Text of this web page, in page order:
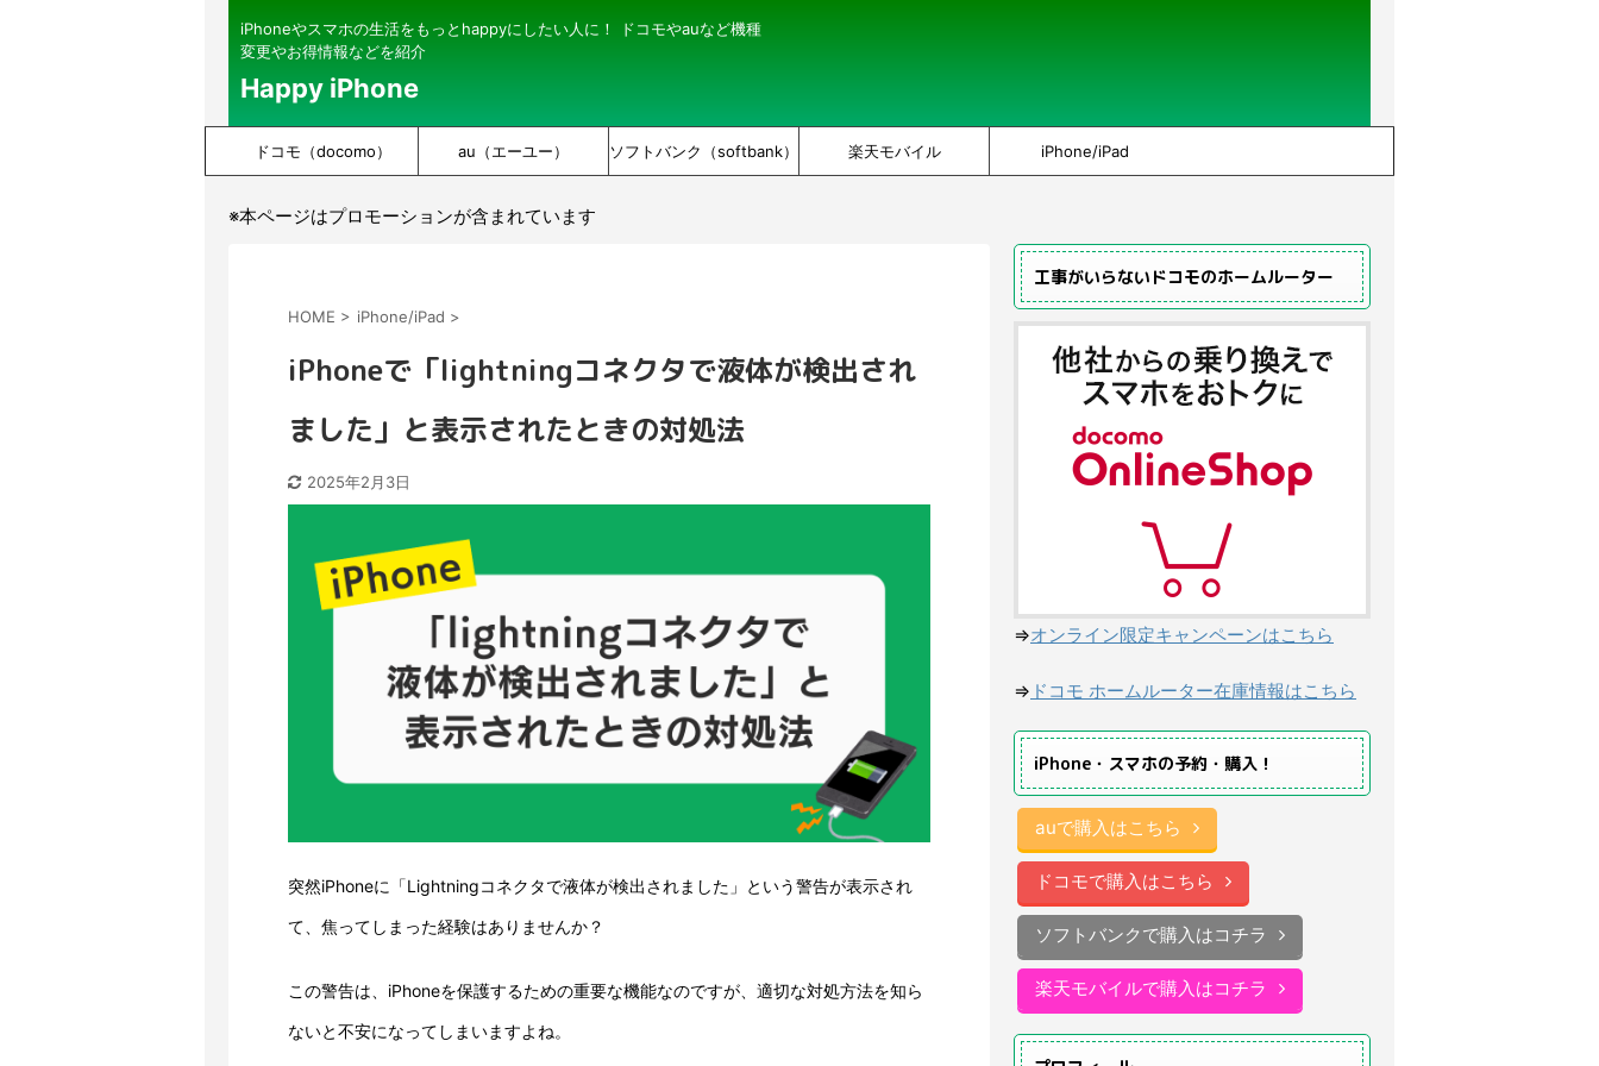
iPhoneやスマホの生活をもっとhappyにしたい人に！ ドコモやauなど機種
変更やお得情報などを紹介
Happy iPhone
ドコモ（docomo） au（エーユー） ソフトバンク（softbank） 楽天モバイル iPhone/iPad
※本ページはプロモーションが含まれています
HOME > iPhone/iPad >
iPhoneで「lightningコネクタで液体が検出され
ました」と表示されたときの対処法
2025年2月3日
突然iPhoneに「Lightningコネクタで液体が検出されました」という警告が表示され
て、焦ってしまった経験はありませんか？
この警告は、iPhoneを保護するための重要な機能なのですが、適切な対処方法を知ら
ないと不安になってしまいますよね。
工事がいらないドコモのホームルーター
⇒オンライン限定キャンペーンはこちら
⇒ ドコモ ホームルーター在庫情報はこちら
iPhone・スマホの予約・購入！
auで購入はこちら
ドコモで購入はこちら
ソフトバンクで購入はコチラ
楽天モバイルで購入はコチラ